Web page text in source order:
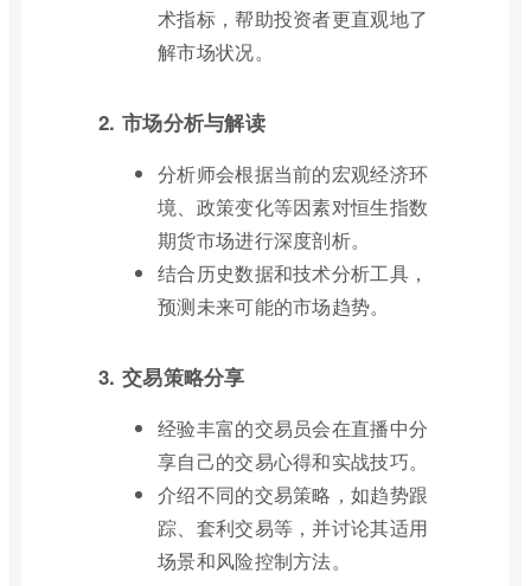
术指标，帮助投资者更直观地了
解市场状况。
2. 市场分析与解读
分析师会根据当前的宏观经济环
境、政策变化等因素对恒生指数
期货市场进行深度剖析。
结合历史数据和技术分析工具，
预测未来可能的市场趋势。
3. 交易策略分享
经验丰富的交易员会在直播中分
享自己的交易心得和实战技巧。
介绍不同的交易策略，如趋势跟
踪、套利交易等，并讨论其适用
场景和风险控制方法。